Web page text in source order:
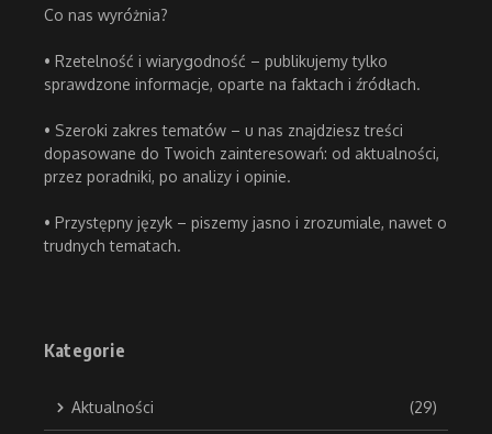
Co nas wyróżnia?
• Rzetelność i wiarygodność – publikujemy tylko
sprawdzone informacje, oparte na faktach i źródłach.
• Szeroki zakres tematów – u nas znajdziesz treści
dopasowane do Twoich zainteresowań: od aktualności,
przez poradniki, po analizy i opinie.
• Przystępny język – piszemy jasno i zrozumiale, nawet o
trudnych tematach.
Kategorie
Aktualności (29)